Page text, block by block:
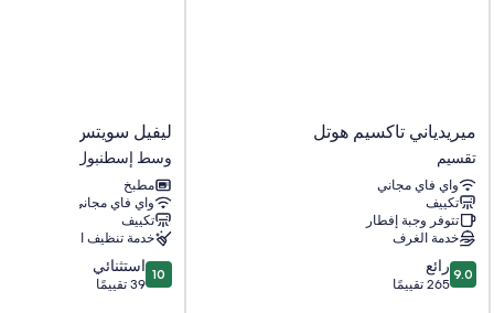
ميريدياني
تاكسيم
هوتل
تقسيم
ميريدياني تاكسيم هوتل
تقسيم
واي فاي مجاني
تكييف
تتوفر وجبة إفطار
خدمة الغرف
9.0
من
9.0 رائع
265 تقييمًا
ليفيل
سويتس
وسط
إسطنبول
ليفيل سويتس
وسط إسطنبول
مطبخ
واي فاي مجاني
تكييف
خدمة تنظيف الغرف
10.0
من
10 استثنائي
39 تقييمًا